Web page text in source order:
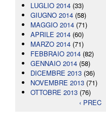
LUGLIO 2014 (33)
GIUGNO 2014 (58)
MAGGIO 2014 (71)
APRILE 2014 (60)
MARZO 2014 (71)
FEBBRAIO 2014 (82)
GENNAIO 2014 (58)
DICEMBRE 2013 (36)
NOVEMBRE 2013 (71)
OTTOBRE 2013 (76)
‹ PREC